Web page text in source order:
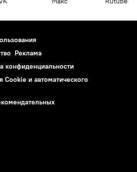
Реклама
конфиденциальности
Cookie и автоматического